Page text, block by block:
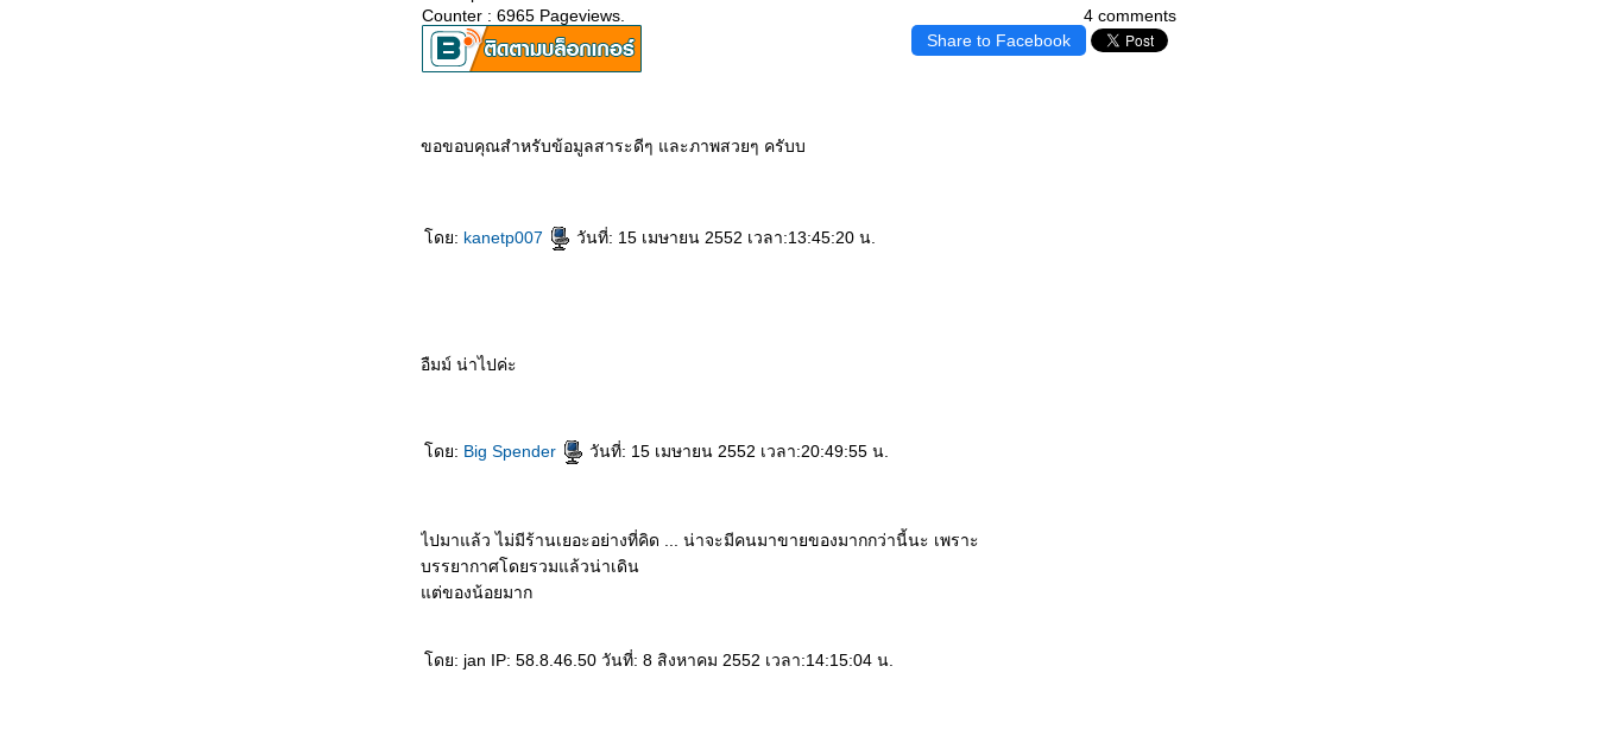
4 comments
Counter : 6965 Pageviews.
Share to Facebook
ขอขอบคุณสำหรับข้อมูลสาระดีๆ และภาพสวยๆ ครับบ
ดย: kanetp007 วันที่: 15 เมษายน 2552 เวลา:13:45:20 น.
อืมม์ น่าไปค่ะ
ดย: Big Spender วันที่: 15 เมษายน 2552 เวลา:20:49:55 น.
ไปมาแล้ว ไม่มีร้านเยอะอย่างที่คิด ... น่าจะมีคนมาขายของมากกว่านี้นะ เพราะ
บรรยากาศโดยรวมแล้วน่าเดิน
ต่ของน้อยมาก
ดย: jan IP: 58.8.46.50 วันที่: 8 สิงหาคม 2552 เวลา:14:15:04 น.